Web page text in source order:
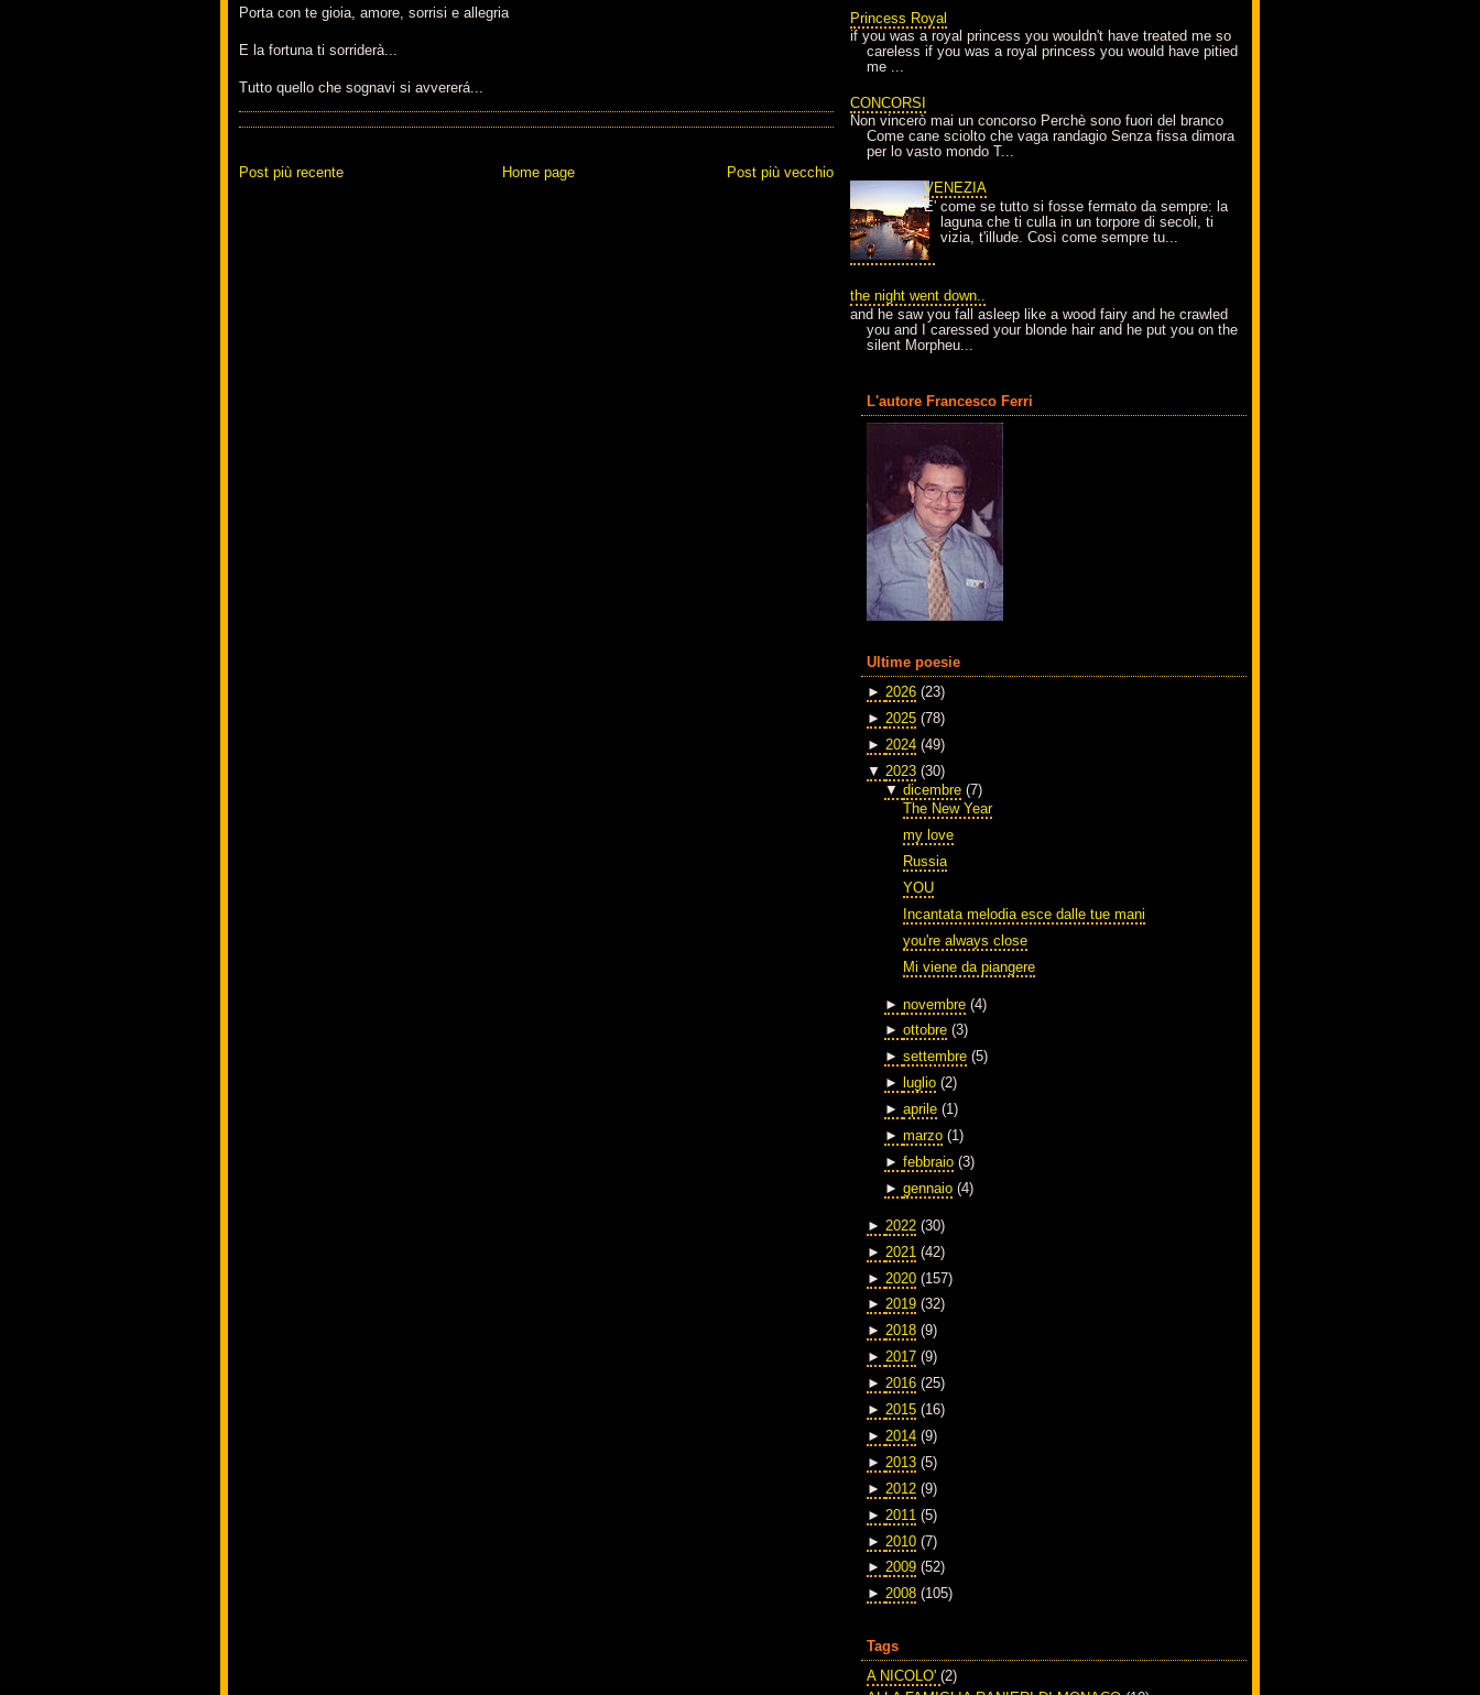
Porta con te gioia, amore, sorrisi e allegria
E la fortuna ti sorriderà...
Tutto quello che sognavi si avvererá...
Post più recente Post più vecchio
Home page
Princess Royal
if you was a royal princess you wouldn't have treated me so
careless if you was a royal princess you would have pitied
me ...
CONCORSI
Non vincerò mai un concorso Perchè sono fuori del branco
Come cane sciolto che vaga randagio Senza fissa dimora
per lo vasto mondo T...
VENEZIA
E' come se tutto si fosse fermato da sempre: la
laguna che ti culla in un torpore di secoli, ti
vizia, t'illude. Così come sempre tu...
the night went down..
and he saw you fall asleep like a wood fairy and he crawled
you and I caressed your blonde hair and he put you on the
silent Morpheu...
L'autore Francesco Ferri
Ultime poesie
► 2026 (23)
► 2025 (78)
► 2024 (49)
▼ 2023 (30)
▼ dicembre (7)
The New Year
my love
Russia
YOU
Incantata melodia esce dalle tue mani
you're always close
Mi viene da piangere
► novembre (4)
► ottobre (3)
► settembre (5)
►
luglio (2)
► aprile (1)
► marzo (1)
► febbraio (3)
► gennaio (4)
► 2022 (30)
► 2021 (42)
► 2020 (157)
► 2019 (32)
► 2018 (9)
► 2017 (9)
► 2016 (25)
► 2015 (16)
► 2014 (9)
► 2013 (5)
► 2012 (9)
► 2011 (5)
► 2010 (7)
► 2009 (52)
► 2008 (105)
Tags
A NICOLO' (2)